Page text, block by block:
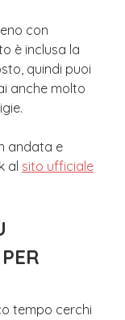
con
è inclusa la
quindi puoi
anche molto
andata e
al sito ufficiale
tempo cerchi